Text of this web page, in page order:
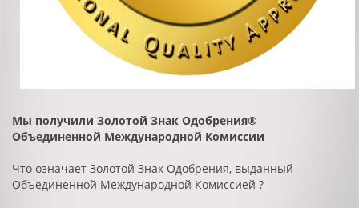
Мы получили Золотой Знак Одобрения®
Объединенной Международной Комиссии
Что означает Золотой Знак Одобрения, выданный
Объединенной Международной Комиссией ?